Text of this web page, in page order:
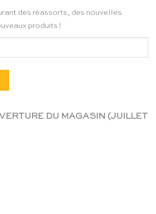
des réassorts, des nouvelles
produits !
DU MAGASIN (JUILLET